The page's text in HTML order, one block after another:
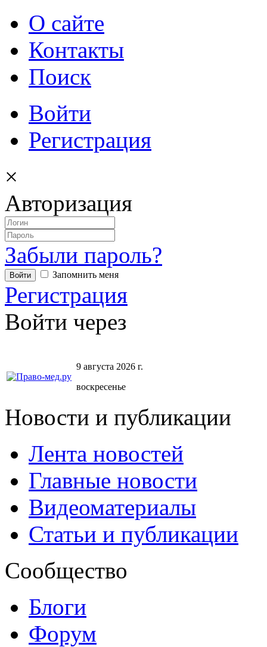
О сайте
Контакты
Поиск
Войти
Регистрация
×
Авторизация
Забыли пароль?
Запомнить меня
Регистрация
Войти через
9 августа 2026 г.
воскресенье
Новости и публикации
Лента новостей
Главные новости
Видеоматериалы
Статьи и публикации
Сообщество
Блоги
Форум